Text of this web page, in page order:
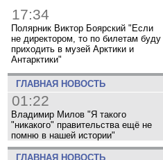
17:34
Полярник Виктор Боярский "Если
не директором, то по билетам буду
приходить в музей Арктики и
Антарктики"
ГЛАВНАЯ НОВОСТЬ
01:22
Владимир Милов "Я такого
"никакого" правительства ещё не
помню в нашей истории"
ГЛАВНАЯ НОВОСТЬ